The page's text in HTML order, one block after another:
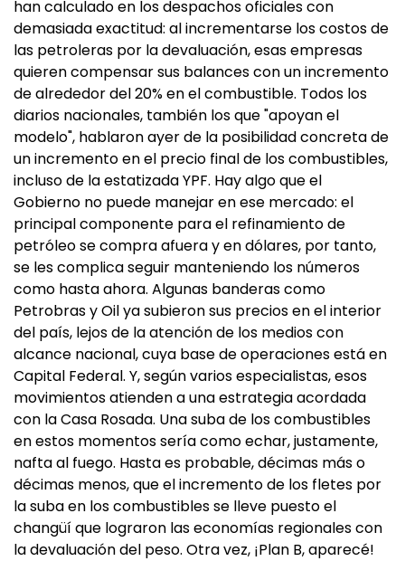
han calculado en los despachos oficiales con
demasiada exactitud: al incrementarse los costos de
las petroleras por la devaluación, esas empresas
quieren compensar sus balances con un incremento
de alrededor del 20% en el combustible. Todos los
diarios nacionales, también los que "apoyan el
modelo", hablaron ayer de la posibilidad concreta de
un incremento en el precio final de los combustibles,
incluso de la estatizada YPF. Hay algo que el
Gobierno no puede manejar en ese mercado: el
principal componente para el refinamiento de
petróleo se compra afuera y en dólares, por tanto,
se les complica seguir manteniendo los números
como hasta ahora. Algunas banderas como
Petrobras y Oil ya subieron sus precios en el interior
del país, lejos de la atención de los medios con
alcance nacional, cuya base de operaciones está en
Capital Federal. Y, según varios especialistas, esos
movimientos atienden a una estrategia acordada
con la Casa Rosada. Una suba de los combustibles
en estos momentos sería como echar, justamente,
nafta al fuego. Hasta es probable, décimas más o
décimas menos, que el incremento de los fletes por
la suba en los combustibles se lleve puesto el
changüí que lograron las economías regionales con
la devaluación del peso. Otra vez, ¡Plan B, aparecé!